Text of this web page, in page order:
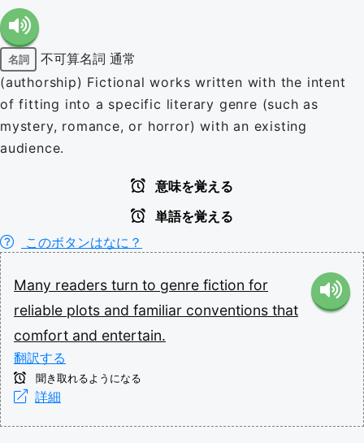
名詞 不可算名詞 通常
(authorship) Fictional works written with the intent
of fitting into a specific literary genre (such as
mystery, romance, or horror) with an existing
audience.
意味を覚える
単語を覚える
このボタンはなに？
Many readers turn to genre fiction for
reliable plots and familiar conventions that
comfort and entertain.
翻訳する
聞き取れるようになる
詳細